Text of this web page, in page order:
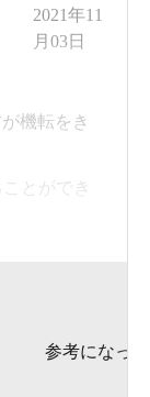
2021年11
月03日
機転をき
とができ
とができ
も合わず
参考になった